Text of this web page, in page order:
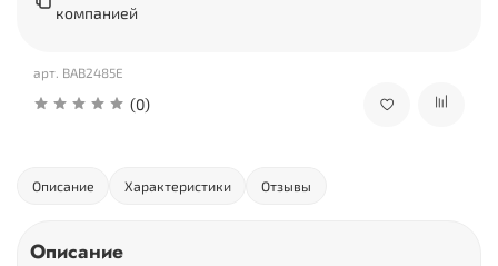
арт. BAB2485E
(0)
компанией
Описание Характеристики Отзывы
Описание